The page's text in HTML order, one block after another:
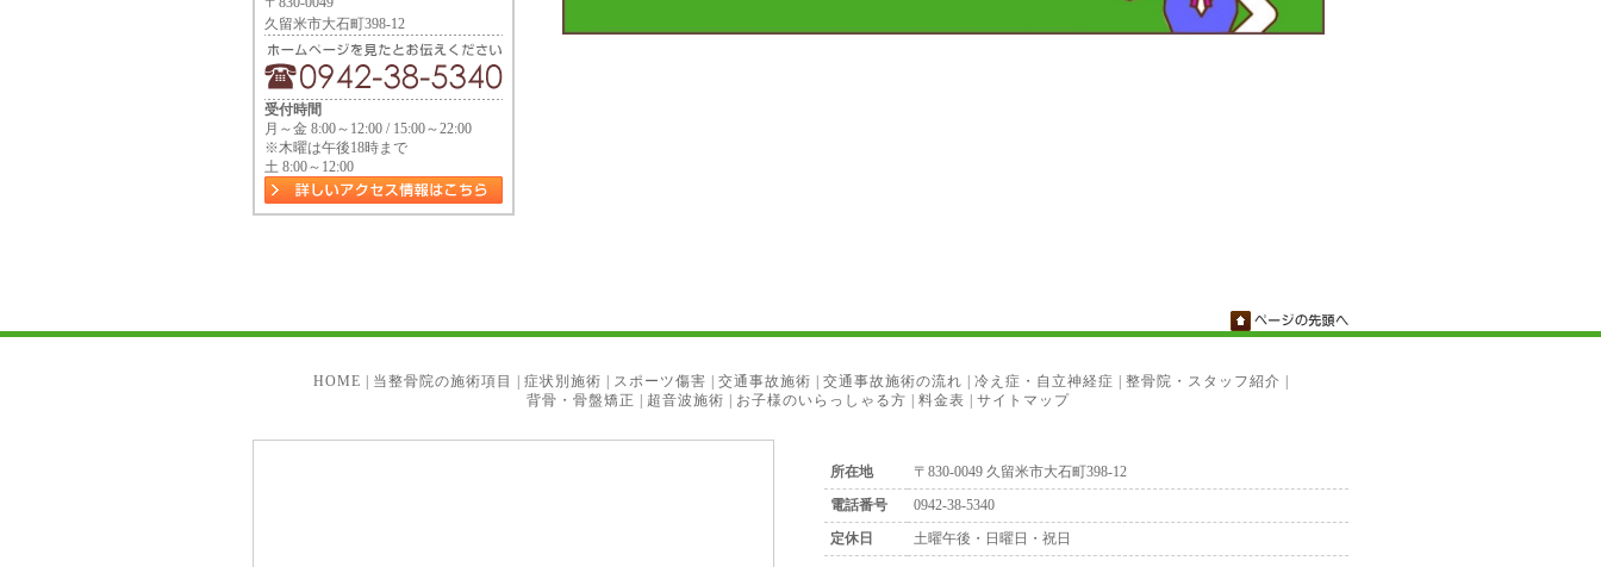
久留米市大石町398-12
受付時間
月～金 8:00～12:00 / 15:00～22:00
※木曜は午後18時まで
土 8:00～12:00
HOME 当整骨院の施術項目 症状別施術 スポーツ傷害 交通事故施術 交通事故施術の流れ 冷え症・自立神経症 整骨院・スタッフ紹介
背骨・骨盤矯正
超音波施術 お子様のいらっしゃる方 料金表 サイトマップ
所在地
〒830-0049 久留米市大石町398-12
電話番号
0942-38-5340
定休日
土曜午後・日曜日・祝日